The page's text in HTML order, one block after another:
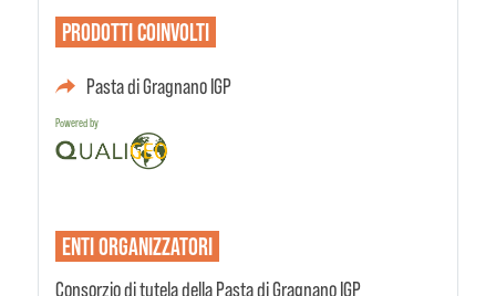
PRODOTTICOINVOLTI
Pasta di Gragnano IGP
Powered by
ENTIORGANIZZATORI
Consorzio di tutela della Pasta di Gragnano IGP